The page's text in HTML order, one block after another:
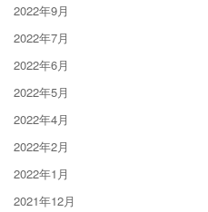
2022年9月
2022年7月
2022年6月
2022年5月
2022年4月
2022年2月
2022年1月
2021年12月